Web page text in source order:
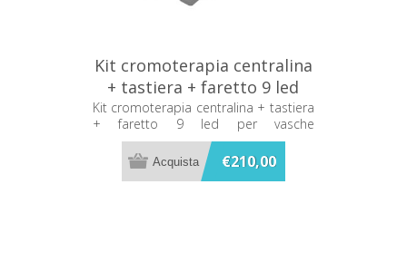
Kit cromoterapia centralina
+ tastiera + faretto 9 led
per vasche idromassaggio
CLC-1TN
Kit cromoterapia centralina + tastiera
+ faretto 9 led per vasche
idromassaggio CLC-1TN
€210,00